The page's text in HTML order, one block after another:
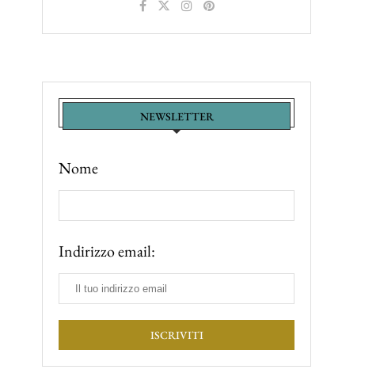
NEWSLETTER
Nome
Indirizzo email: